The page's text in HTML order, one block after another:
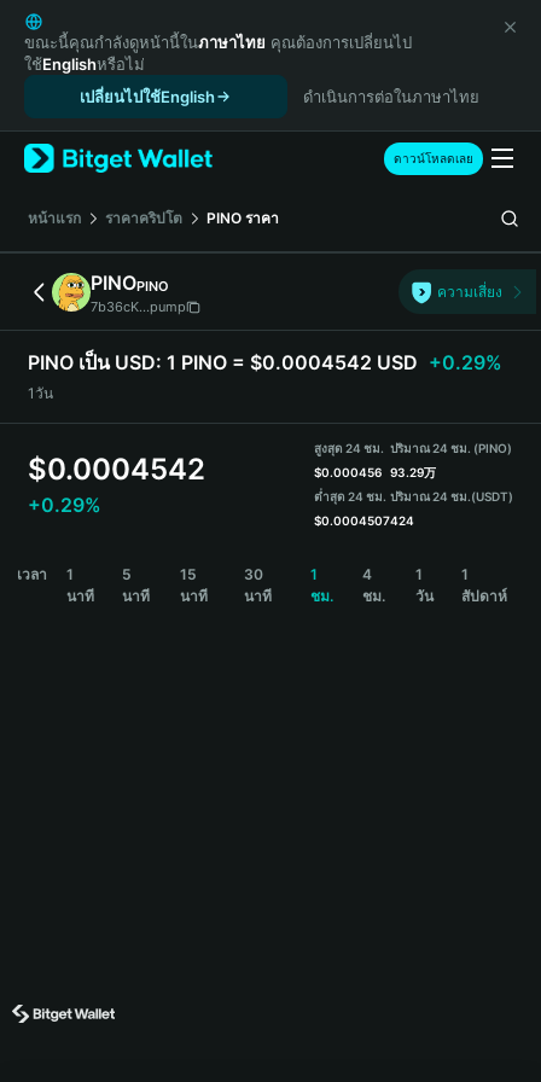
English
日本語
Tiếng Việt
Español (Latinoamérica)
Türkçe
Français
Deutsch
简体中文
繁體中文
Português (Portugal)
Bahasa Indonesia
ภาษาไทย
हिन्दी
Español
Português (Brasil)
ขณะนี้คุณกำลังดูหน้านี้ในภาษาไทย คุณต้องการเปลี่ยนไป
ใช้Englishหรือไม่
เปลี่ยนไปใช้English
ดำเนินการต่อในภาษาไทย
ดาวน์โหลดเลย
หน้าแรก ราคาคริปโต PINO ราคา
PINOPINO
7b36cK...pump
ความเสี่ยง
PINO เป็น USD: 1 PINO = $0.0004542 USD +0.29%
1วัน
$0.0004542
+0.29%
สูงสุด 24 ชม.
$0.000456
ต่ำสุด 24 ชม.
$0.0004507
ปริมาณ 24 ชม. (PINO)
93.29万
ปริมาณ 24 ชม.(USDT)
424
เวลา
1
นาที
5
นาที
15
นาที
30
นาที
1
ชม.
4
ชม.
1
วัน
1
สัปดาห์